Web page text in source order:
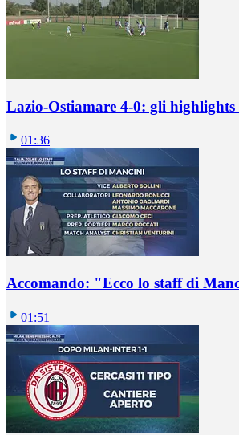
Lazio-Ostiamare 4-0: gli highlights
01:36
Accomando: "Ecco lo staff di
01:51